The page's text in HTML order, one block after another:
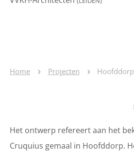
Home Projecten
Het ontwerp refereert aan het
Cruquius gemaal in Hoofddorp.